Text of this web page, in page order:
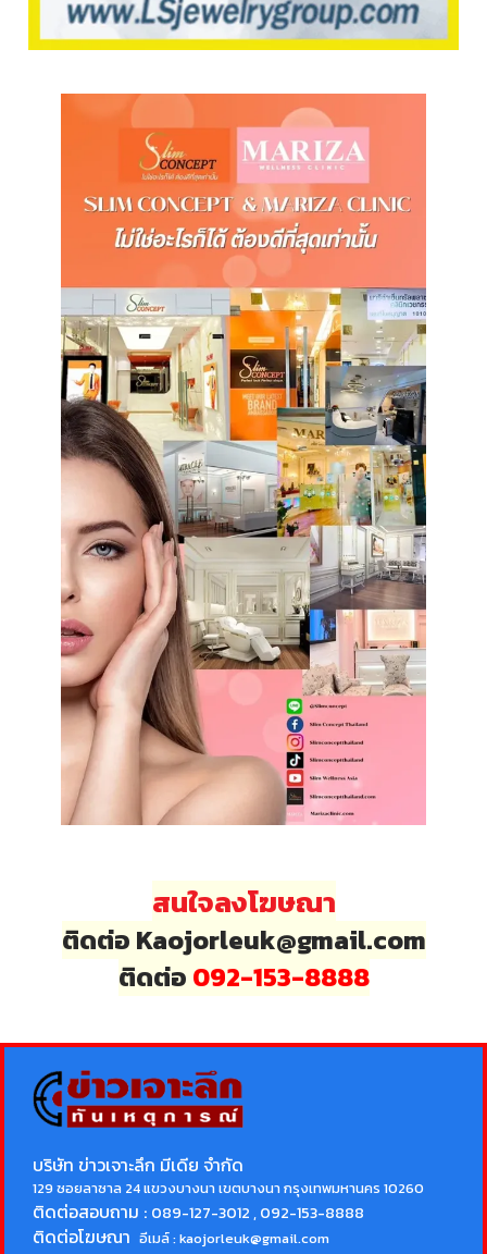
สนใจลงโฆษณา
ติดต่อ Kaojorleuk@gmail.com
ติดต่อ 092-153-8888
บริษัท ข่าวเจาะลึก มีเดีย จำกัด
129 ซอยลาซาล 24 แขวงบางนา เขตบางนา กรุงเทพมหานคร 10260
ติดต่อสอบถาม : 089-127-3012 , 092-153-8888
ติดต่อโฆษณา อีเมล์ :kaojorleuk@gmail.com